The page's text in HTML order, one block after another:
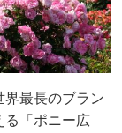
界最長のブラン
る「ポニー広